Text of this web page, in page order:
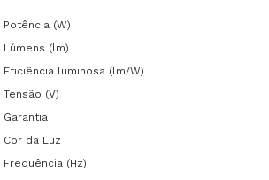
Potência (W)
Lúmens (lm)
Eficiência luminosa (lm/W)
Tensão (V)
Garantia
Cor da Luz
Frequência (Hz)